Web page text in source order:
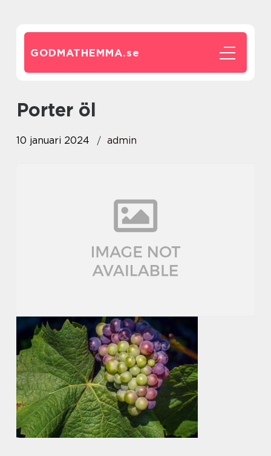
GODMATHEMMA.se
porter öl
10 januari 2024 admin